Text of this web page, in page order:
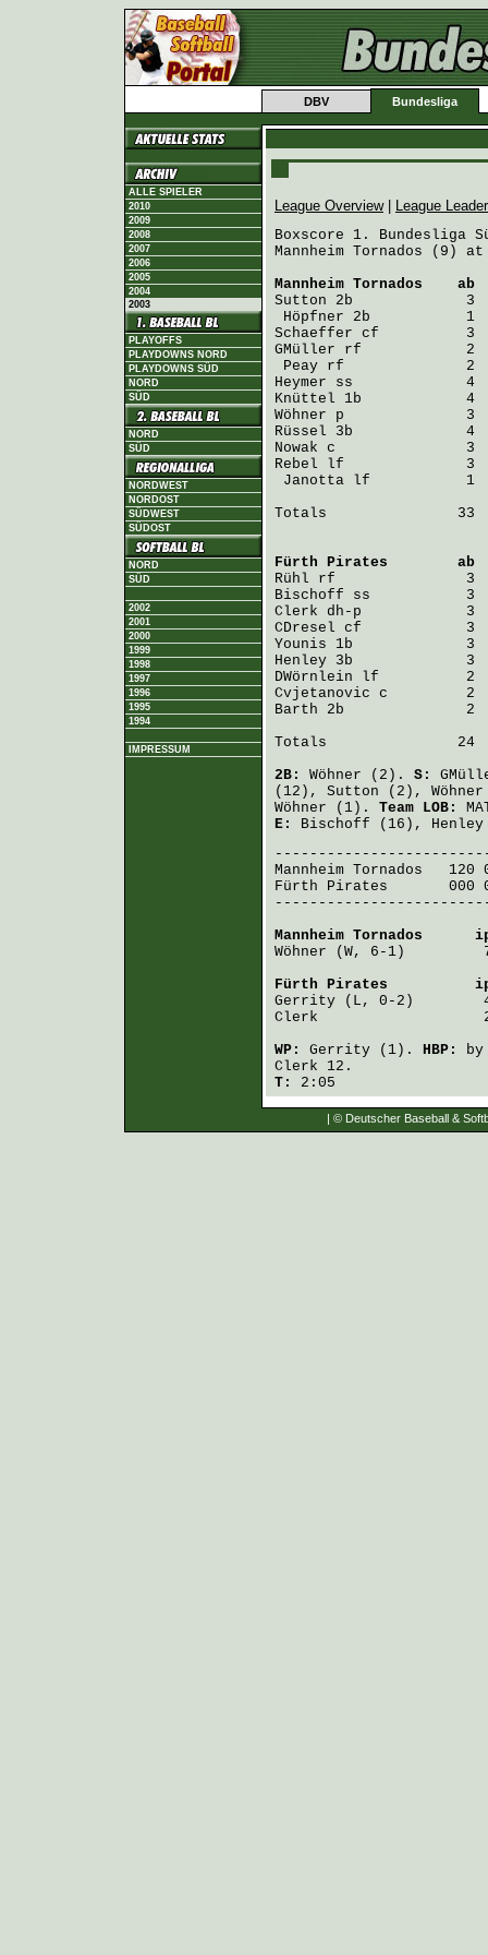
DBV Bundesliga
ALLE SPIELER
2010
2009
2008
2007
2006
2005
2004
2003
PLAYOFFS
PLAYDOWNS NORD
PLAYDOWNS SÜD
NORD
SÜD
NORD
SÜD
NORDWEST
NORDOST
SÜDWEST
SÜDOST
NORD
SÜD
2002
2001
2000
1999
1998
1997
1996
1995
1994
IMPRESSUM
League Overview|
League
Boxscore 1. Bundesliga
Mannheim Tornados (9)
Mannheim Tornados
ab
Sutton 2b             3
Höpfner
Schaeffer
GMüller rf            2
Peay
Heymer
Knüttel
Wöhner
Rüssel
Nowak
Rebel lf              3  1
Janotta lf           1
Totals               33
Fürth Pirates
ab
Rühl
Bischoff
Clerk
CDresel
Younis
Henley
DWörnlein
Cvjetanovic
Barth 2b              2
Totals               24
2B: Wöhner (2). S:
(12), Sutton (2), Wöhner
Wöhner (1). Team LOB:
E: Bischoff (16), Henley
Mannheim Tornados
120
Fürth Pirates
000
Mannheim Tornados
Wöhner (W, 6-1)
Fürth Pirates
Gerrity
Clerk
WP: Gerrity (1). HBP:
Clerk 12.
T:
2:05
| © Deutscher Baseball &